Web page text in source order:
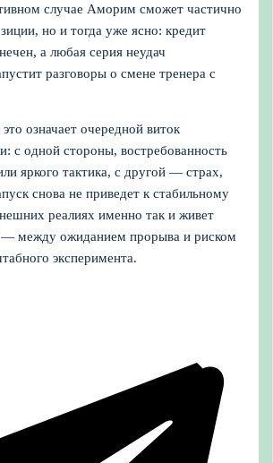
случае Аморим сможет частично
но и тогда уже ясно: кредит
а любая серия неудач
разговоры о смене тренера с
означает очередной виток
с одной стороны, востребованность
яркого тактика, с другой — страх,
снова не приведет к стабильному
реалиях именно так и живет
между ожиданием прорыва и риском
эксперимента.